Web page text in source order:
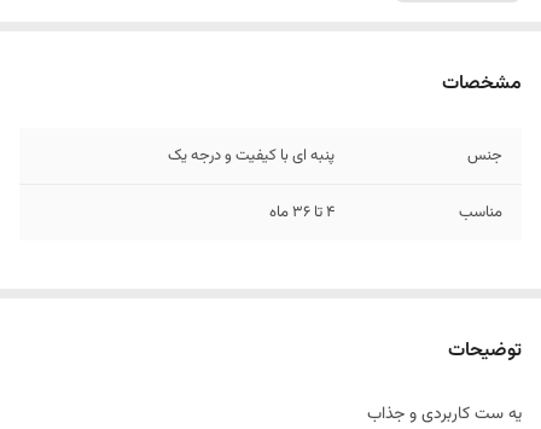
مشخصات
جنس پنبه ای با کیفیت و درجه یک
مناسب 4 تا ۳۶ ماه
توضیحات
یه ست کاربردی و جذاب